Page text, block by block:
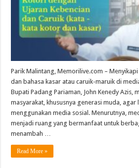
Parik Malintang, Memorilive.com –
dan bahasa kasar atau caruik-maruik di
Bupati Padang Pariaman, John Kenedy Azis,
masyarakat, khususnya generasi muda, agar
menggunakan media sosial. Menurutnya,
menjadi ruang yang bermanfaat untuk
menambah …
Read More »